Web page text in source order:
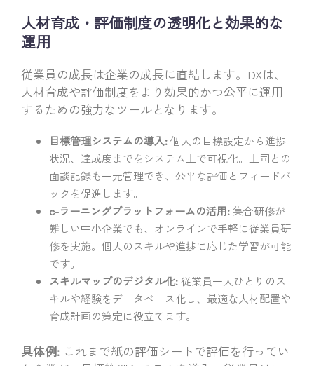
人材育成・評価制度の透明化と効果的な
運用
従業員の成長は企業の成長に直結します。DXは、
人材育成や評価制度をより効果的かつ公平に運用
するための強力なツールとなります。
目標管理システムの導入:個人の目標設定から進捗
状況、達成度までをシステム上で可視化。上司との
面談記録も一元管理でき、公平な評価とフィードバ
ックを促進します。
e-ラーニングプラットフォームの活用:集合研修が
難しい中小企業でも、オンラインで手軽に従業員研
修を実施。個人のスキルや進捗に応じた学習が可能
です。
スキルマップのデジタル化:従業員一人ひとりのス
キルや経験をデータベース化し、最適な人材配置や
育成計画の策定に役立てます。
具体例: これまで紙の評価シートで評価を行ってい